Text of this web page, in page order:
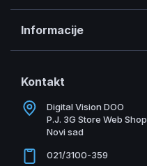
Informacije
Kontakt
Digital Vision DOO
P.J. 3G Store Web Shop
Novi sad
021/3100-359